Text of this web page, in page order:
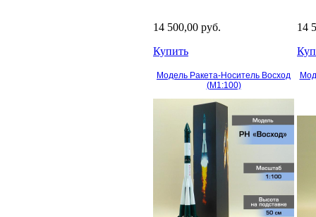
14 500,00 руб.
Купить
14
Модель Ракета-Носитель Восход
(М1:100)